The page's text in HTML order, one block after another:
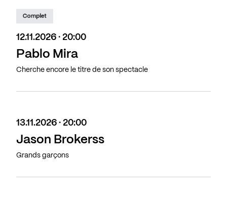
Complet
12.11.2026 · 20:00
Pablo Mira
Cherche encore le titre de son spectacle
13.11.2026 · 20:00
Jason Brokerss
Grands garçons